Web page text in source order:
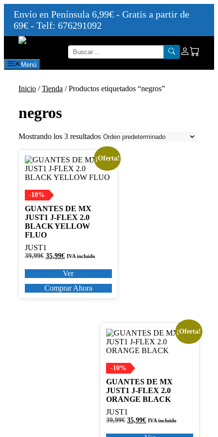
Envío en Península 6,99€ - Gratis a partir de
69€ - Telf: 676291092
Saltar
contenido
Menú
Inicio /Tienda / Productos etiquetados “negros”
negros
Mostrando los 3 resultados
¡Oferta!
-10%
GUANTES DE MX
JUST1 J-FLEX 2.0
BLACK YELLOW
FLUO
JUST1
39,99€ El
original
era:
39,99€.
35,99€El
actual
es:
35,99€.
IVA incluido
Ver
Este
producto
tiene
variantes.
Las
opciones
se
pueden
elegir
en
la
producto
Comprar Ahora
¡Oferta!
-10%
GUANTES DE MX
JUST1 J-FLEX 2.0
ORANGE BLACK
JUST1
39,99€ El
original
35,99€El
actual
IVA incluido
Este
producto
tiene
variantes.
Las
opciones
se
pueden
elegir
en